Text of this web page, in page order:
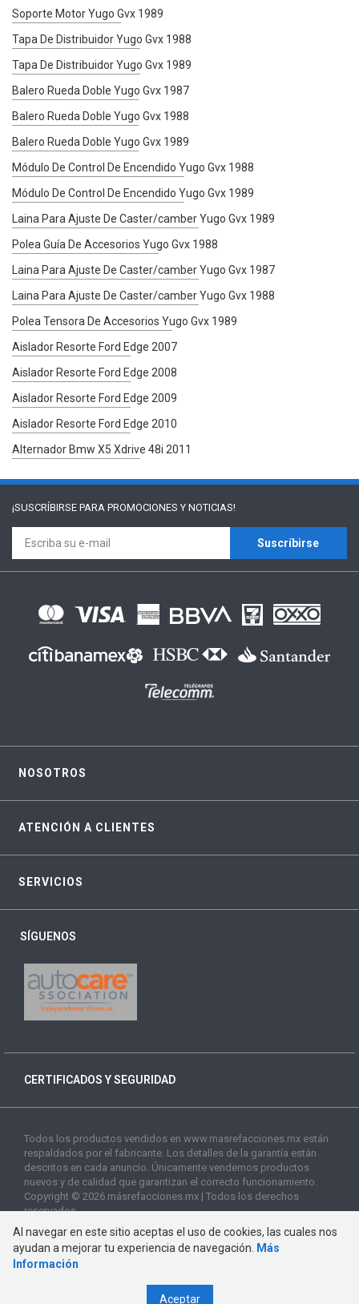
Soporte Motor Yugo Gvx 1989
Tapa De Distribuidor Yugo Gvx 1988
Tapa De Distribuidor Yugo Gvx 1989
Balero Rueda Doble Yugo Gvx 1987
Balero Rueda Doble Yugo Gvx 1988
Balero Rueda Doble Yugo Gvx 1989
Módulo De Control De Encendido Yugo Gvx 1988
Módulo De Control De Encendido Yugo Gvx 1989
Laina Para Ajuste De Caster/camber Yugo Gvx 1989
Polea Guía De Accesorios Yugo Gvx 1988
Laina Para Ajuste De Caster/camber Yugo Gvx 1987
Laina Para Ajuste De Caster/camber Yugo Gvx 1988
Polea Tensora De Accesorios Yugo Gvx 1989
Aislador Resorte Ford Edge 2007
Aislador Resorte Ford Edge 2008
Aislador Resorte Ford Edge 2009
Aislador Resorte Ford Edge 2010
Alternador Bmw X5 Xdrive 48i 2011
¡SUSCRÍBIRSE PARA PROMOCIONES Y NOTICIAS!
Suscríbirse
NOSOTROS
ATENCIÓN A CLIENTES
SERVICIOS
SÍGUENOS
CERTIFICADOS Y SEGURIDAD
Todos los productos vendidos en www.masrefacciones.mx están
respaldados por el fabricante. Los detalles de la garantía están
descritos en cada anuncio. Únicamente vendemos productos
nuevos y de calidad que garantizan el correcto funcionamiento.
Copyright © 2026 másrefacciones.mx | Todos los derechos
reservados
Al navegar en este sitio aceptas el uso de cookies, las cuales nos
ayudan a mejorar tu experiencia de navegación.
Más
Información
Aceptar